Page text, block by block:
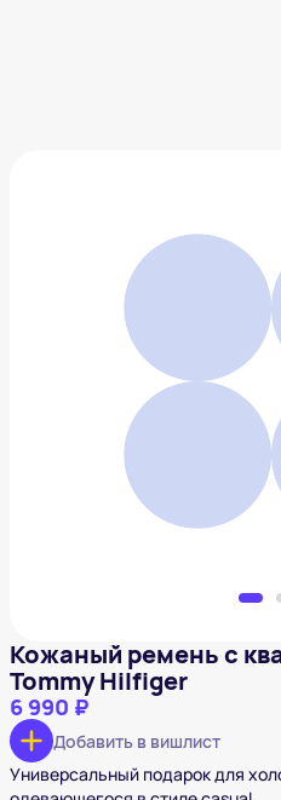
Кожаный ремень с
6
Добавить
Кожаный ремень с
Tommy Hilfiger
6 990 ₽
Добавить в вишлист
Универсальный подарок для